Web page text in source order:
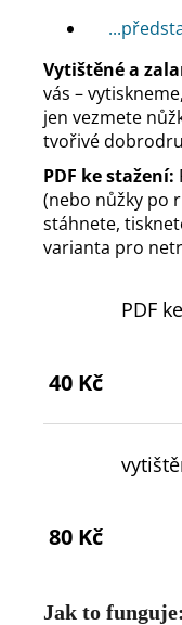
Vytištěné a
vás –
jen vezmete
tvořivé
PDF ke stažení:
(nebo nůžky po
stáhnete,
varianta pro
PDF
40 Kč
80 Kč
Jak to funguje: